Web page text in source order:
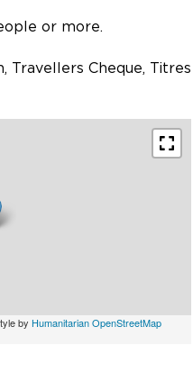
or more.
Travellers Cheque, Titres
by Humanitarian OpenStreetMap